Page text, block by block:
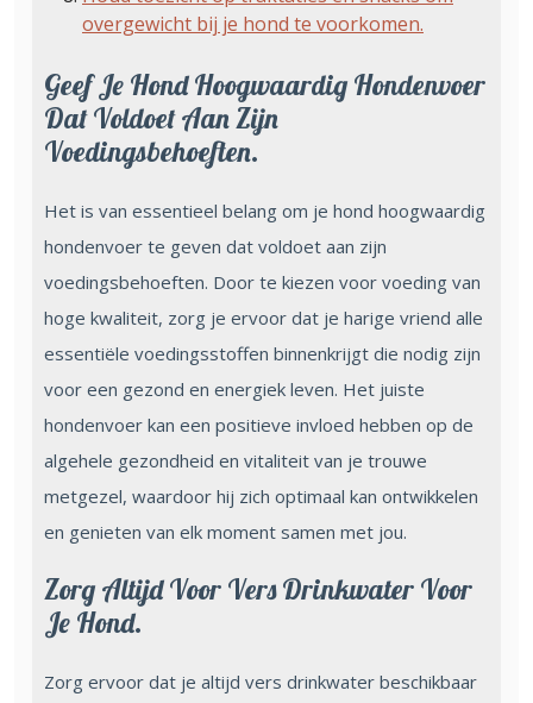
overgewicht bij je hond te voorkomen.
Geef Je Hond Hoogwaardig Hondenvoer
Dat Voldoet Aan Zijn
Voedingsbehoeften.
Het is van essentieel belang om je hond hoogwaardig
hondenvoer te geven dat voldoet aan zijn
voedingsbehoeften. Door te kiezen voor voeding van
hoge kwaliteit, zorg je ervoor dat je harige vriend alle
essentiële voedingsstoffen binnenkrijgt die nodig zijn
voor een gezond en energiek leven. Het juiste
hondenvoer kan een positieve invloed hebben op de
algehele gezondheid en vitaliteit van je trouwe
metgezel, waardoor hij zich optimaal kan ontwikkelen
en genieten van elk moment samen met jou.
Zorg Altijd Voor Vers Drinkwater Voor
Je Hond.
Zorg ervoor dat je altijd vers drinkwater beschikbaar